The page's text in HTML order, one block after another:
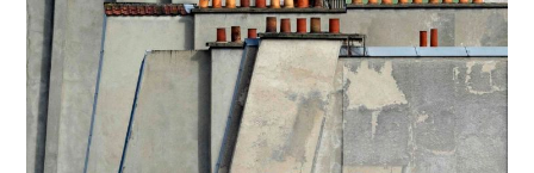
Suche
E-Mail
EN